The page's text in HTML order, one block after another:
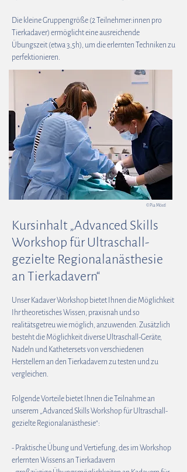
Die kleine Gruppengröße (2 Teilnehmer:innen pro
Tierkadaver) ermöglicht eine ausreichende
Übungszeit (etwa 3,5h), um die erlernten Techniken zu
perfektionieren.
© Pia Möstl
Kursinhalt „Advanced Skills
Workshop für Ultraschall-
gezielte Regionalanästhesie
an Tierkadavern“
Unser Kadaver Workshop bietet Ihnen die Möglichkeit
Ihr theoretisches Wissen, praxisnah und so
realitätsgetreu wie möglich, anzuwenden. Zusätzlich
besteht die Möglichkeit diverse Ultraschall-Geräte,
Nadeln und Kathetersets von verschiedenen
Herstellern an den Tierkadavern zu testen und zu
vergleichen.
Folgende Vorteile bietet Ihnen die Teilnahme an
unserem „Advanced Skills Workshop für Ultraschall-
gezielte Regionalanästhesie“:
- Praktische Übung und Vertiefung, des im Workshop
erlernten Wissens an Tierkadavern